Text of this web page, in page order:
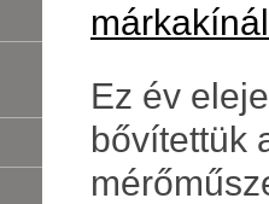
Ez év
bővítettük